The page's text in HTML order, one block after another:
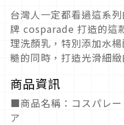
台灣人一定都看過這系
牌 cosparade 打造的這
理洗顏乳，特別添加水
糙的同時，打造光滑細緻
商品資訊
■商品名稱：コスパレ
ア